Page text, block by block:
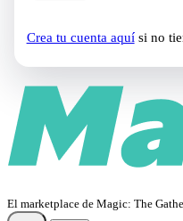
Crea tu cuenta aquísi no
El marketplace de Magic: The